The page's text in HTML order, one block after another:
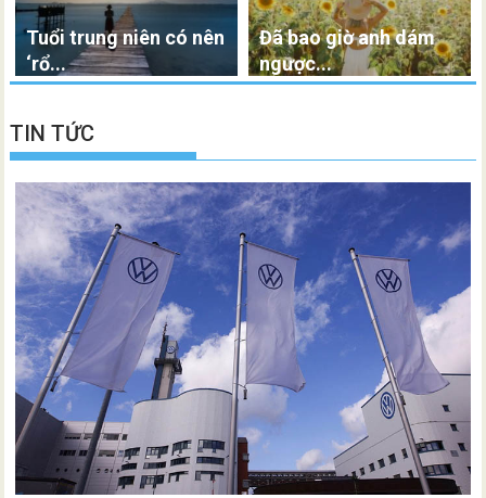
Tuổi trung niên có nên
‘rổ...
Đã bao giờ anh dám
ngược...
TIN TỨC